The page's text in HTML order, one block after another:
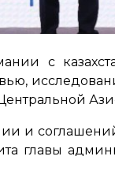
с
и
главы